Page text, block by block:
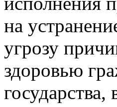
на
угрозу
здоровью